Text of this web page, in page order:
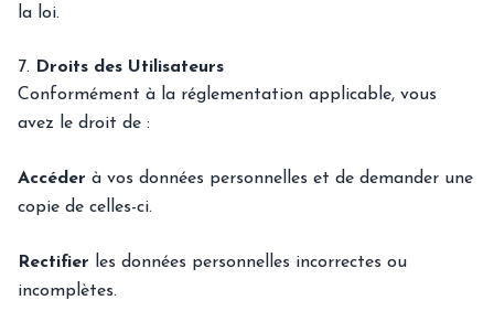
la loi.
7.
Droits des Utilisateurs
Conformément à la réglementation applicable, vous
avez le droit de :
Accéder à vos données personnelles et de demander une
copie de celles-ci.
Rectifier les données personnelles incorrectes ou
incomplètes.